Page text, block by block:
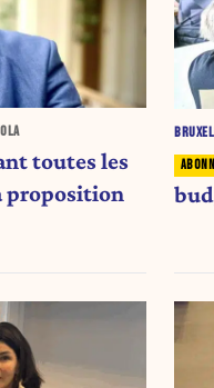
toutes les
proposition